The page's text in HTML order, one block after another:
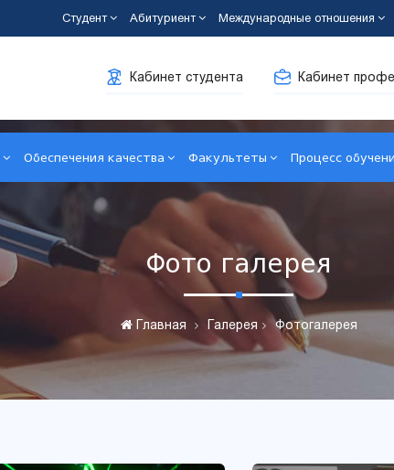
Студент Абитуриент Международные отношения
Кабинет студента Кабинет
Обеспечения качества Факультеты Процесс
Фото галерея
Главная Галерея Фотогалерея